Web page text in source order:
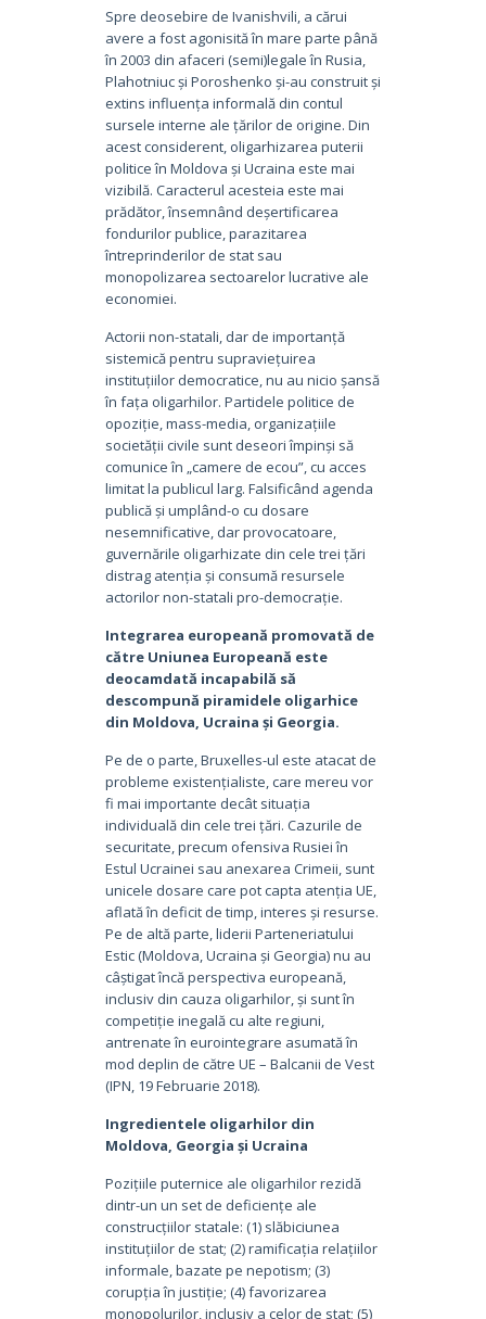
Spre deosebire de Ivanishvili, a cărui
avere a fost agonisită în mare parte până
în 2003 din afaceri (semi)legale în Rusia,
Plahotniuc și Poroshenko și-au construit și
extins influența informală din contul
sursele interne ale țărilor de origine. Din
acest considerent, oligarhizarea puterii
politice în Moldova și Ucraina este mai
vizibilă. Caracterul acesteia este mai
prădător, însemnând deșertificarea
fondurilor publice, parazitarea
întreprinderilor de stat sau
monopolizarea sectoarelor lucrative ale
economiei.
Actorii non-statali, dar de importanță
sistemică pentru supraviețuirea
instituțiilor democratice, nu au nicio șansă
în fața oligarhilor. Partidele politice de
opoziție, mass-media, organizațiile
societății civile sunt deseori împinși să
comunice în „camere de ecou”, cu acces
limitat la publicul larg. Falsificând agenda
publică și umplând-o cu dosare
nesemnificative, dar provocatoare,
guvernările oligarhizate din cele trei țări
distrag atenția și consumă resursele
actorilor non-statali pro-democrație.
Integrarea europeană promovată de
către Uniunea Europeană este
deocamdată incapabilă să
descompună piramidele oligarhice
din Moldova, Ucraina și Georgia.
Pe de o parte, Bruxelles-ul este atacat de
probleme existențialiste, care mereu vor
fi mai importante decât situația
individuală din cele trei țări. Cazurile de
securitate, precum ofensiva Rusiei în
Estul Ucrainei sau anexarea Crimeii, sunt
unicele dosare care pot capta atenția UE,
aflată în deficit de timp, interes și resurse.
Pe de altă parte, liderii Parteneriatului
Estic (Moldova, Ucraina și Georgia) nu au
câștigat încă perspectiva europeană,
inclusiv din cauza oligarhilor, și sunt în
competiție inegală cu alte regiuni,
antrenate în eurointegrare asumată în
mod deplin de către UE – Balcanii de Vest
(IPN, 19 Februarie 2018).
Ingredientele oligarhilor din
Moldova, Georgia și Ucraina
Pozițiile puternice ale oligarhilor rezidă
dintr-un un set de deficiențe ale
construcțiilor statale: (1) slăbiciunea
instituțiilor de stat; (2) ramificația relațiilor
informale, bazate pe nepotism; (3)
corupția în justiție; (4) favorizarea
monopolurilor, inclusiv a celor de stat; (5)